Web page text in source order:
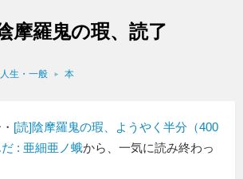
摩羅鬼の瑕、読了
生・一般 本
[読]陰摩羅鬼の瑕、ようやく半分（400
: 亜細亜ノ蛾から、一気に読み終わっ